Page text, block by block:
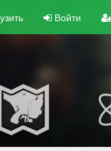
Войти